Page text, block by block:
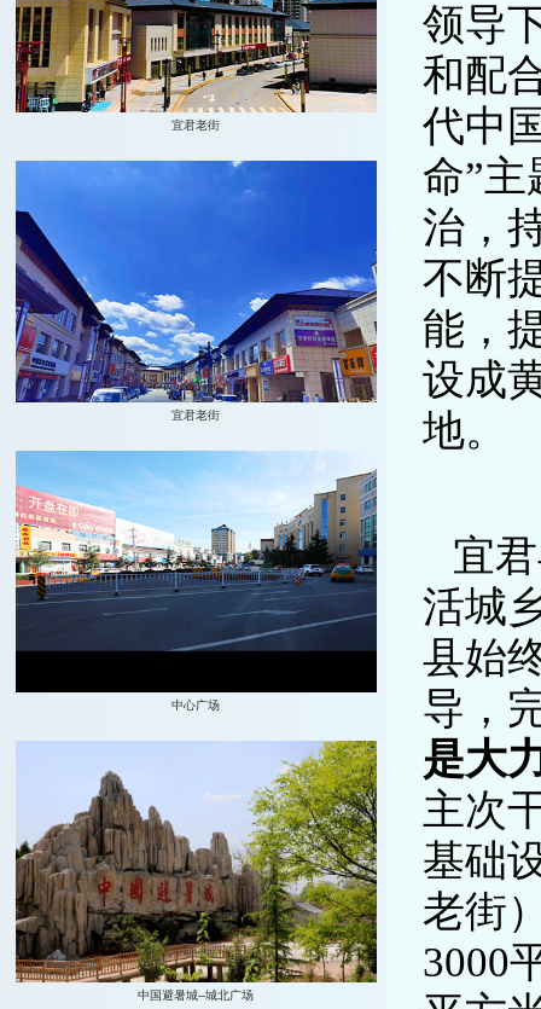
领导
和配
代中
命”
治，
不断
能，
设成
地。
宜
活城
县始
导，
是大
主次
基础
老街
3000